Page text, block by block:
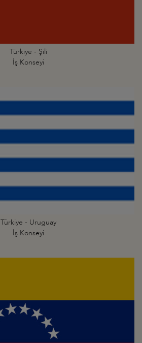
Türkiye - Şili
İş Konseyi
Türkiye - Uruguay
İş Konseyi